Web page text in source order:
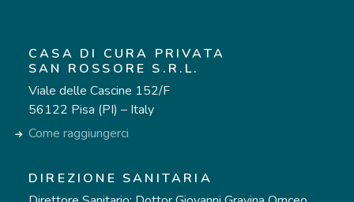
CASA DI CURA PRIVATA
SAN ROSSORE S.R.L.
Viale delle Cascine 152/F
56122 Pisa (PI) – Italy
Come raggiungerci
DIREZIONE SANITARIA